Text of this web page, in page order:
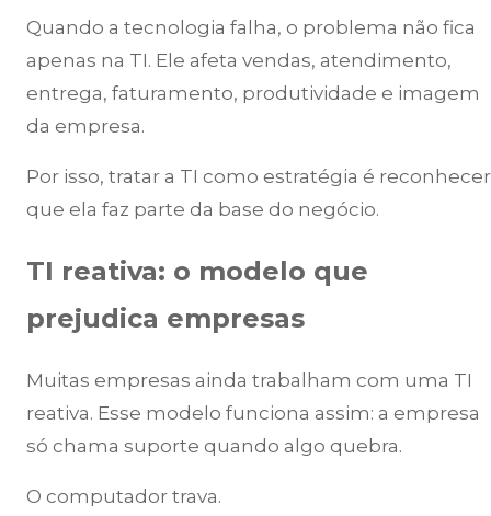
Quando a tecnologia falha, o problema não fica
apenas na TI. Ele afeta vendas, atendimento,
entrega, faturamento, produtividade e imagem
da empresa.
Por isso, tratar a TI como estratégia é reconhecer
que ela faz parte da base do negócio.
TI reativa: o modelo que
prejudica empresas
Muitas empresas ainda trabalham com uma TI
reativa. Esse modelo funciona assim: a empresa
só chama suporte quando algo quebra.
O computador trava.